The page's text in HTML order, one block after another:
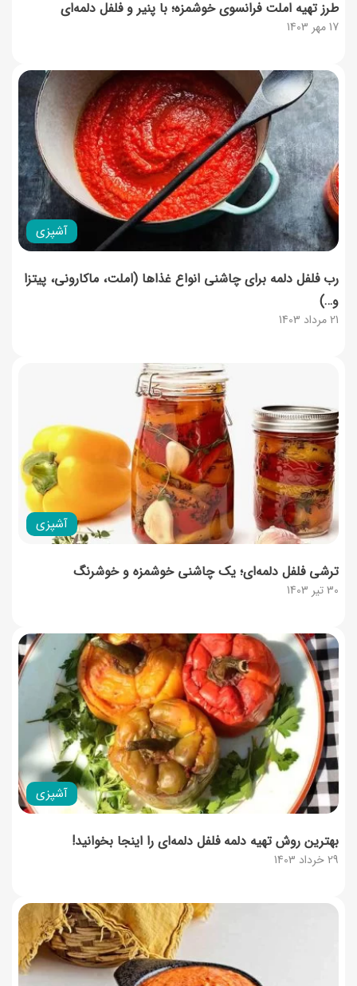
17 مهر 1403
طرز تهیه املت فرانسوی خوشمزه؛ با پنیر و فلفل دلمه‌ای
آشپزی
21 مرداد 1403
رب فلفل دلمه برای چاشنی انواع غذاها (املت، ماکارونی، پیتزا
و…)
آشپزی
30 تیر 1403
ترشی فلفل دلمه‌ای؛ یک چاشنی خوشمزه و خوشرنگ
آشپزی
29 خرداد 1403
بهترین روش تهیه دلمه فلفل دلمه‌ای را اینجا بخوانید!